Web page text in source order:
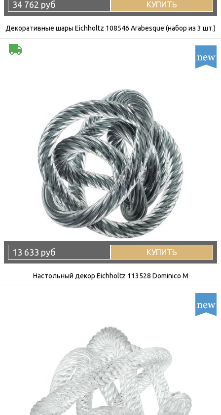
34 762 руб КУПИТЬ
Декоративные шары Eichholtz 108546 Arabesque (набор из 3 шт.)
13 633 руб КУПИТЬ
Настольный декор Eichholtz 113528 Dominico M